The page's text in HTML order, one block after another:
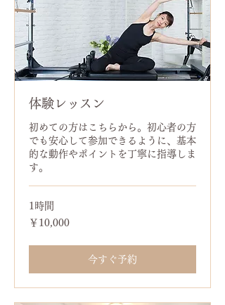
体験レッスン
初めての方はこちらから。初心者の方
でも安心して参加できるように、基本
的な動作やポイントを丁寧に指導しま
す。
1時間
10,000
円
￥10,000
今すぐ予約